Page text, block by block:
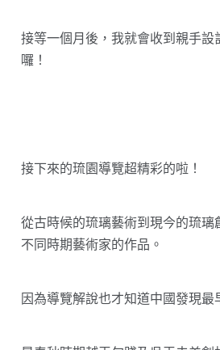
接等一個月後，我就會收到親手設
囉！
接下來的琉園導覽超精彩的啦！
從古時候的琉璃藝術到現今的琉璃
不同時期藝術家的作品。
因為導覽解說也才知道中國發現最